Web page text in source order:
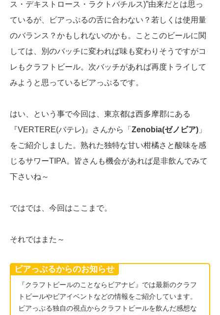
ス・デキストロース・ラクトバチルス)”由来だとは思っ
ているが、ビアっぷるの舌に合わない？若しくは使用量
のバランス？かもしれないのかも。ことこのビールに関
しては、別のバッチに変われば味も変わりそうですがコ
レもクラフトビール。次バッチがあれば再度トライして
みようと思っているビアっぷるです。
はい、という事で今回は、東京都は西多摩郡にある
『VERTERE(バテレ)』さんから「 Zenobia(ゼノビア) 」
をご紹介しました。熟れた独特な甘い柑橘さと酸味を感
じるサワーTIPA。皆さんも機会があれば是非飲んでみて
下さいね～
ではでは、今回はここまで。
それではまた～
ビアっぷるからのお知らせ
『クラフトビールのことならビアナビ』では最新のクラフ
トビールやビアイベントなどの情報をご紹介しています。
ビアっぷる独自の視点からクラフトビールを飲んだ感想な